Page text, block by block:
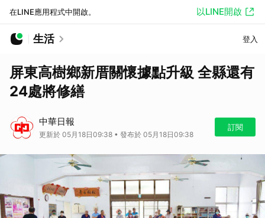
在LINE應用程式中開啟。 以LINE開啟
生活 登入
屏東高樹鄉新厝關懷據點升級 全縣還有
24處將修繕
中華日報
更新於 05月18日09:38 • 發布於 05月18日09:38
訂閱